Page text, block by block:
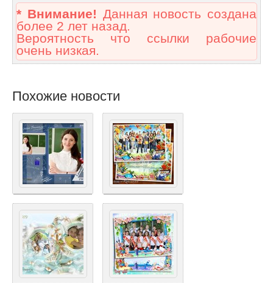
* Внимание! Данная новость создана
более 2 лет назад.
Вероятность что ссылки рабочие
очень низкая.
Похожие новости